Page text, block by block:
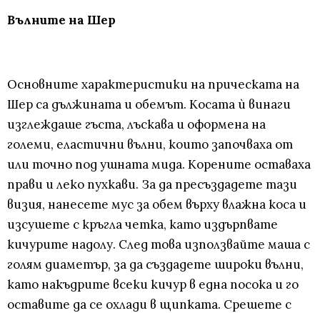
Вълните на Шер
Основните характеристики на прическата на
Шер са дължината и обемът. Косата ѝ винаги
изглеждаше гъста, лъскава и оформена на
големи, еластични вълни, които започваха от
или точно под ушната мида. Корените оставаха
прави и леко пухкави. За да пресъздадете тази
визия, нанесете мус за обем върху влажна коса и
изсушете с кръгла четка, като издърпвате
кичурите надолу. След това използвайте маша с
голям диаметър, за да създадете широки вълни,
като накъдрите всеки кичур в една посока и го
оставите да се охлади в щипката. Срешете с